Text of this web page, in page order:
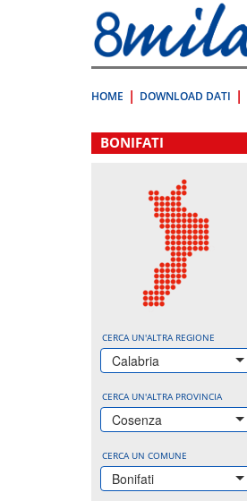
direttamente
a:
Contenuto
HOME DOWNLOAD DATI
.
BONIFATI
CERCA UN'ALTRA REGIONE
Calabria
CERCA UN'ALTRA PROVINCIA
Cosenza
CERCA UN COMUNE
Bonifati